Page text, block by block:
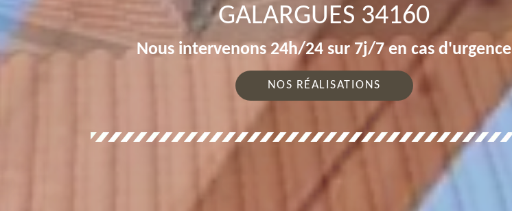
GALARGUES 34160
Nous intervenons 24h/24 sur 7j/7 en cas d'urgence
NOS RÉALISATIONS